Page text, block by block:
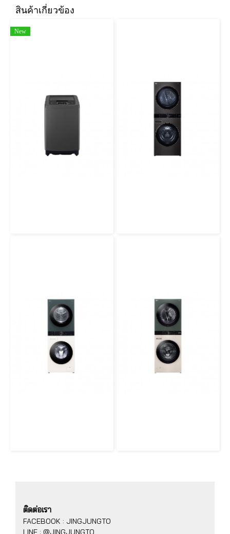
สินค้าเกี่ยวข้อง
New
ติดต่อเรา
FACEBOOK : JINGJUNGTO
LINE : @JINGJUNGTO